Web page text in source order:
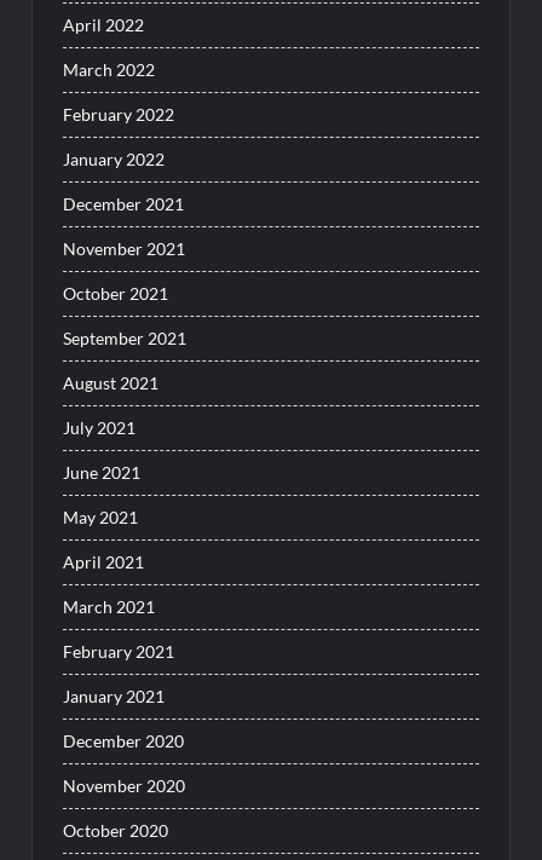
April 2022
March 2022
February 2022
January 2022
December 2021
November 2021
October 2021
September 2021
August 2021
July 2021
June 2021
May 2021
April 2021
March 2021
February 2021
January 2021
December 2020
November 2020
October 2020